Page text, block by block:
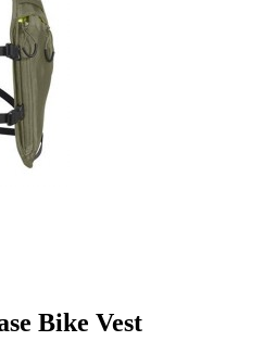
Bike Vest